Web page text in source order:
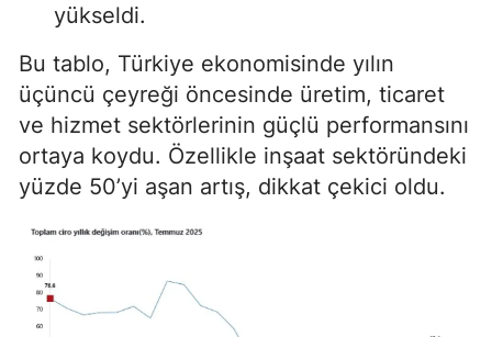
yükseldi.
Bu tablo, Türkiye ekonomisinde yılın
üçüncü çeyreği öncesinde üretim, ticaret
ve hizmet sektörlerinin güçlü performansını
ortaya koydu. Özellikle inşaat sektöründeki
yüzde 50’yi aşan artış, dikkat çekici oldu.